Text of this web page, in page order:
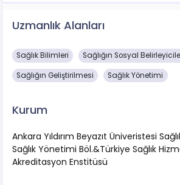
Uzmanlık Alanları
Sağlık Bilimleri Sağlığın Sosyal
Sağlığın Geliştirilmesi Sağlık Yönetimi
Kurum
Ankara Yıldırım Beyazıt Üniveristesi
Sağlık Yönetimi Böl.&Türkiye Sağlık
Akreditasyon Enstitüsü